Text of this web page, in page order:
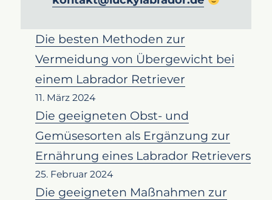
Die besten Methoden zur
Vermeidung von Übergewicht bei
einem Labrador Retriever
11. März 2024
Die geeigneten Obst- und
Gemüsesorten als Ergänzung zur
Ernährung eines Labrador Retrievers
25. Februar 2024
Die geeigneten Maßnahmen zur